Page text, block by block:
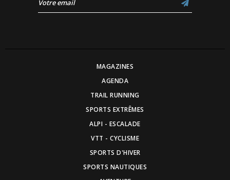
MAGAZINES
AGENDA
TRAIL RUNNING
SPORTS EXTRÊMES
ALPI - ESCALADE
VTT - CYCLISME
SPORTS D'HIVER
SPORTS NAUTIQUES